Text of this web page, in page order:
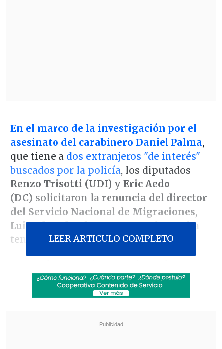
En el marco de la investigación por el
asesinato del carabinero Daniel Palma,
que tiene a dos extranjeros "de interés"
buscados por la policía, los diputados
Renzo Trisotti (UDI) y Eric Aedo
(DC) solicitaron la renuncia del director
del Servicio Nacional de Migraciones,
Luis Eduardo Thayer, acusando que ha
tenido dichos "irresponsables".
intervención de Thayer el pasado lunes
ante la Comisión de Gobierno de la
estadía ilegal en el país no constituye
LEER ARTICULO COMPLETO